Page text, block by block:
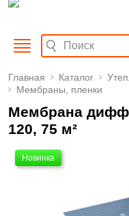
Главная Каталог
Мембраны, пленки
Мембрана
120, 75 м²
Новинка